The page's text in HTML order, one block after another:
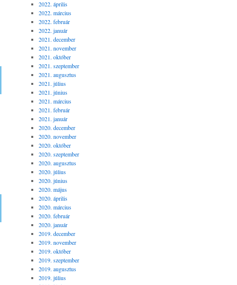
2022. április
2022. március
2022. február
2022. január
2021. december
2021. november
2021. október
2021. szeptember
2021. augusztus
2021. július
2021. június
2021. március
2021. február
2021. január
2020. december
2020. november
2020. október
2020. szeptember
2020. augusztus
2020. július
2020. június
2020. május
2020. április
2020. március
2020. február
2020. január
2019. december
2019. november
2019. október
2019. szeptember
2019. augusztus
2019. július